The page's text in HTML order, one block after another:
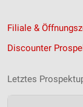
Filiale &
Discounter
Letztes